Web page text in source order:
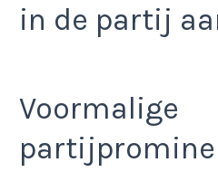
in de partij
Voormalige